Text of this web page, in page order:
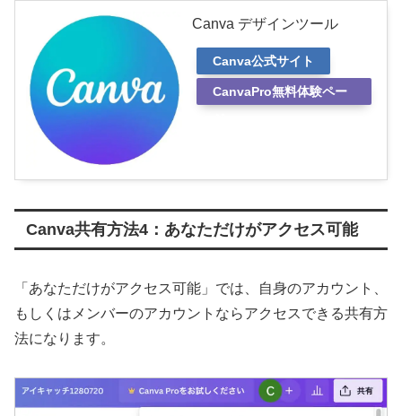
Canva デザインツール
Canva公式サイト
CanvaPro無料体験ペー
Canva共有方法4：あなただけがアクセス可能
「あなただけがアクセス可能」では、自身のアカウント、
もしくはメンバーのアカウントならアクセスできる共有方
法になります。